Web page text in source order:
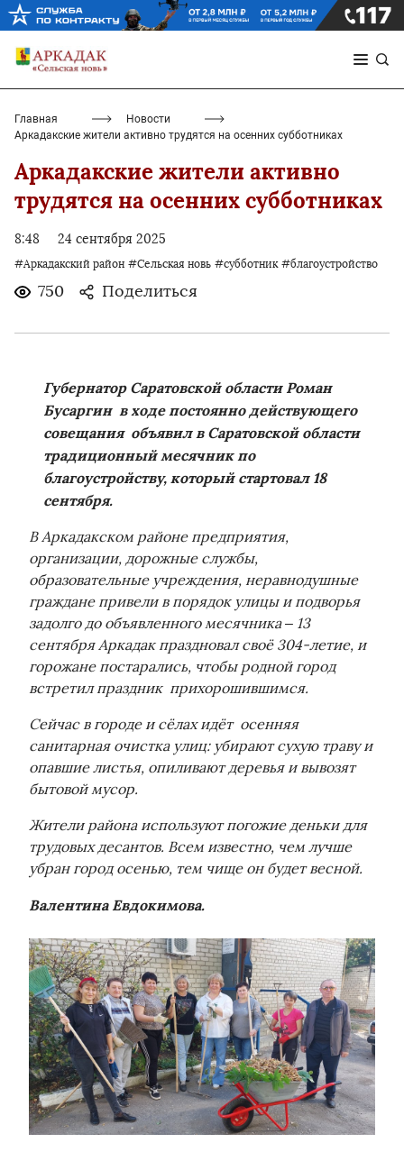
Главная
Новости
Аркадакские жители активно трудятся на осенних субботниках
Аркадакские жители активно
трудятся на осенних субботниках
8:48 24 сентября 2025
#Аркадакский район #Сельская новь #субботник #благоустройство
750 Поделиться
Губернатор Саратовской области Роман
Бусаргин в ходе постоянно действующего
совещания объявил в Саратовской области
традиционный месячник по
благоустройству, который стартовал 18
сентября.
В Аркадакском районе предприятия,
организации, дорожные службы,
образовательные учреждения, неравнодушные
граждане привели в порядок улицы и подворья
задолго до объявленного месячника – 13
сентября Аркадак праздновал своё 304-летие, и
горожане постарались, чтобы родной город
встретил праздник прихорошившимся.
Сейчас в городе и сёлах идёт осенняя
санитарная очистка улиц: убирают сухую траву и
опавшие листья, опиливают деревья и вывозят
бытовой мусор.
Жители района используют погожие деньки для
трудовых десантов. Всем известно, чем лучше
убран город осенью, тем чище он будет весной.
Валентина Евдокимова.